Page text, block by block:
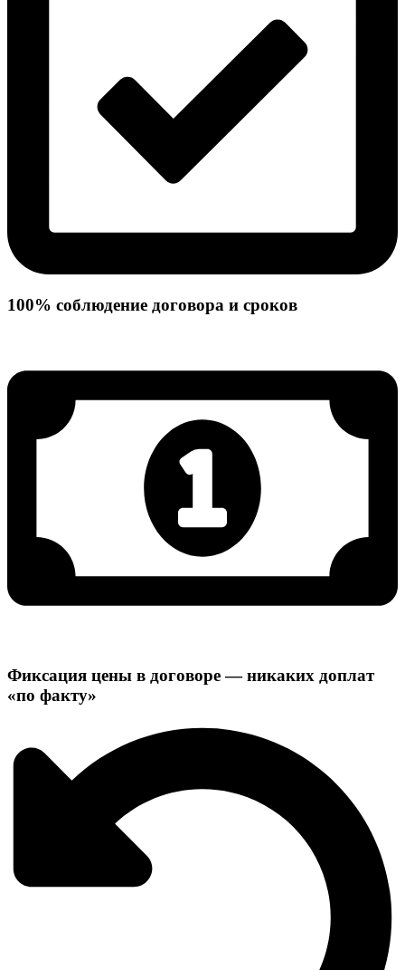
100% соблюдение договора и сроков
Фиксация цены в договоре — никаких доплат
«по факту»